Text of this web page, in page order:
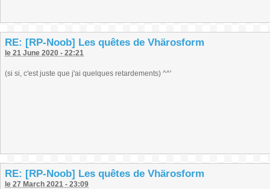
RE: [RP-Noob] Les quêtes de Vhärosform
le 21 June 2020 - 22:21
(si si, c'est juste que j'ai quelques retardements) ^^'
RE: [RP-Noob] Les quêtes de Vhärosform
le 27 March 2021 - 23:09